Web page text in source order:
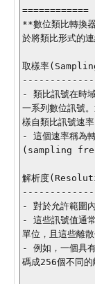
============
**數位類比轉
於將類比形式的
取樣率
- 類比訊號在時
一系列數位訊號
樣自類比訊號速率
- 這個速率稱為
(sampling
解析度
- 對於允許範圍
- 這些訊號值通
單位，且這些離
- 例如，一個具
碼成256個不同